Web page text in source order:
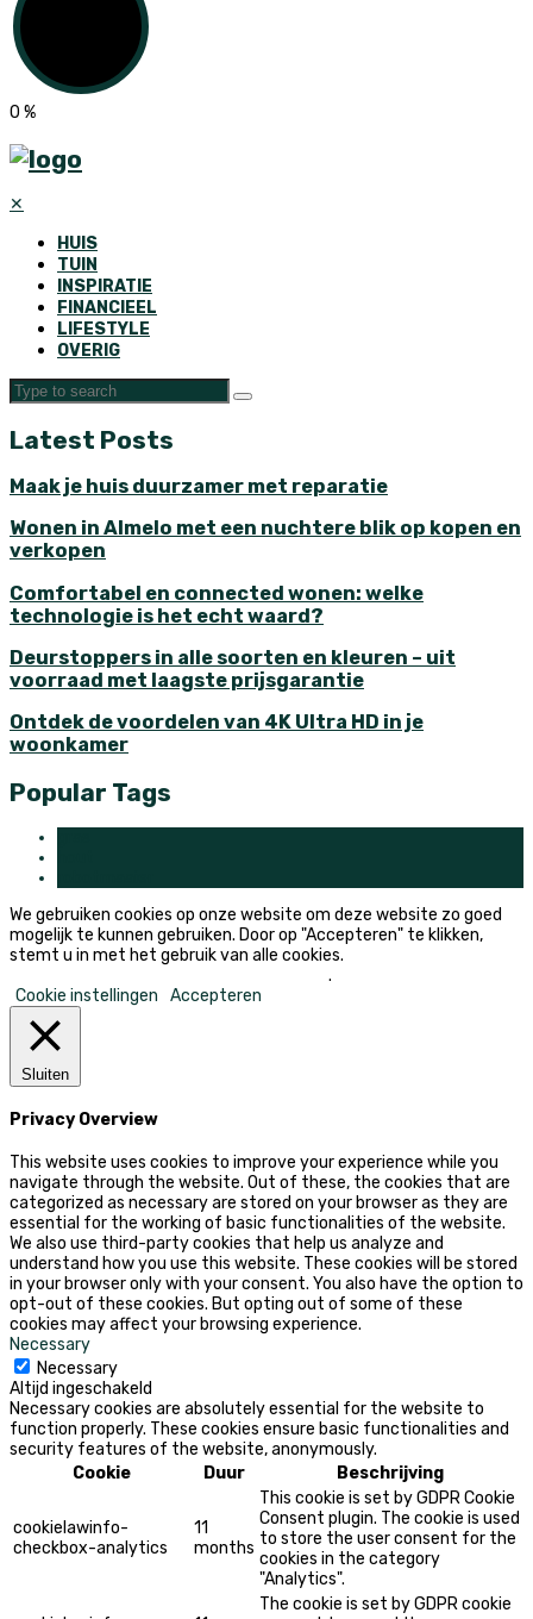
0 %
✕
HUIS
TUIN
INSPIRATIE
FINANCIEEL
LIFESTYLE
OVERIG
Latest Posts
Maak je huis duurzamer met reparatie
Wonen in Almelo met een nuchtere blik op kopen en
verkopen
Comfortabel en connected wonen: welke
technologie is het echt waard?
Deurstoppers in alle soorten en kleuren – uit
voorraad met laagste prijsgarantie
Ontdek de voordelen van 4K Ultra HD in je
woonkamer
Popular Tags
We gebruiken cookies op onze website om deze website zo goed
mogelijk te kunnen gebruiken. Door op "Accepteren" te klikken,
stemt u in met het gebruik van alle cookies.
.
Cookie instellingen
Accepteren
Sluiten
Privacy Overview
This website uses cookies to improve your experience while you
navigate through the website. Out of these, the cookies that are
categorized as necessary are stored on your browser as they are
essential for the working of basic functionalities of the website.
We also use third-party cookies that help us analyze and
understand how you use this website. These cookies will be stored
in your browser only with your consent. You also have the option to
opt-out of these cookies. But opting out of some of these
cookies may affect your browsing experience.
Necessary
Necessary
Altijd ingeschakeld
Necessary cookies are absolutely essential for the website to
function properly. These cookies ensure basic functionalities and
security features of the website, anonymously.
Cookie
Duur Beschrijving
cookielawinfo-
checkbox-analytics
11
months
This cookie is set by GDPR Cookie
Consent plugin. The cookie is used
to store the user consent for the
cookies in the category
"Analytics".
The cookie is set by GDPR cookie